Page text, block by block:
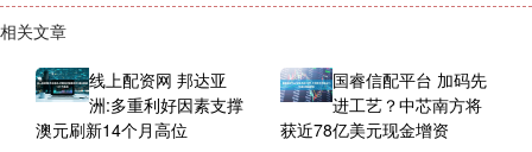
相关文章
线上配资网 邦达亚
洲:多重利好因素支撑
澳元刷新14个月高位
国睿信配平台 加码先
进工艺？中芯南方将
获近78亿美元现金增资